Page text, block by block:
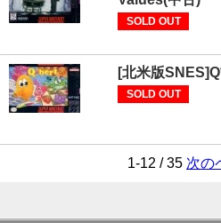
SOLD OUT
[北米版
SOLD OUT
1-12 / 35 次の